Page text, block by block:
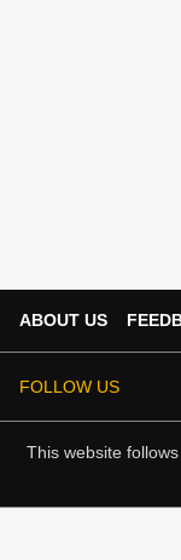
ABOUT US
FOLLOW US
This website